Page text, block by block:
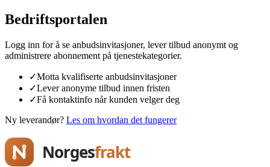
Bedriftsportalen
Logg inn for å se anbudsinvitasjoner, lever tilbud anonymt og
administrere abonnement på tjenestekategorier.
✓Motta kvalifiserte anbudsinvitasjoner
✓Lever anonyme tilbud innen fristen
✓Få kontaktinfo når kunden velger deg
Ny leverandør? Les om hvordan det fungerer